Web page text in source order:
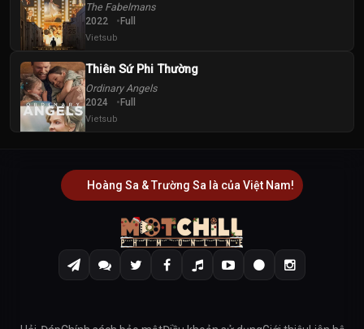
The Fabelmans
2022 Full
Vietsub
Thiên Sứ Phi Thường
Ordinary Angels
2024 Full
Vietsub
Hoàng Sa & Trường Sa là của Việt Nam!